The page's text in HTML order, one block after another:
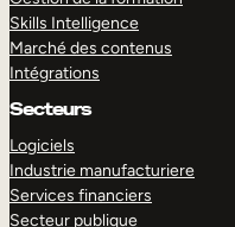
Skills Intelligence
Marché des contenus
Intégrations
Secteurs
Logiciels
Industrie manufacturiere
Services financiers
Secteur publique